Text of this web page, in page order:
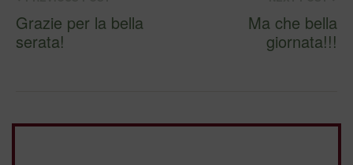
Grazie per la bella
serata!
Ma che bella
giornata!!!